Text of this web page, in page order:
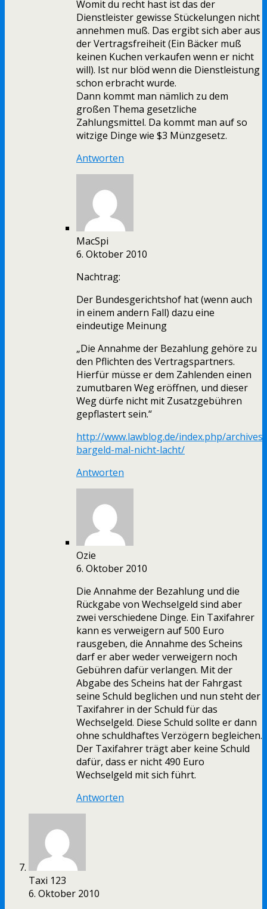
Womit du recht hast ist das der
Dienstleister gewisse Stückelungen nicht
annehmen muß. Das ergibt sich aber aus
der Vertragsfreiheit (Ein Bäcker muß
keinen Kuchen verkaufen wenn er nicht
will). Ist nur blöd wenn die Dienstleistung
schon erbracht wurde.
Dann kommt man nämlich zu dem
großen Thema gesetzliche
Zahlungsmittel. Da kommt man auf so
witzige Dinge wie $3 Münzgesetz.
Antworten
MacSpi
6. Oktober 2010
Nachtrag:
Der Bundesgerichtshof hat (wenn auch
in einem andern Fall) dazu eine
eindeutige Meinung
„Die Annahme der Bezahlung gehöre zu
den Pflichten des Vertragspartners.
Hierfür müsse er dem Zahlenden einen
zumutbaren Weg eröffnen, und dieser
Weg dürfe nicht mit Zusatzgebühren
gepflastert sein.“
http://www.lawblog.de/index.php/
bargeld-mal-nicht-lacht/
Antworten
Ozie
6. Oktober 2010
Die Annahme der Bezahlung und die
Rückgabe von Wechselgeld sind aber
zwei verschiedene Dinge. Ein Taxifahrer
kann es verweigern auf 500 Euro
rausgeben, die Annahme des Scheins
darf er aber weder verweigern noch
Gebühren dafür verlangen. Mit der
Abgabe des Scheins hat der Fahrgast
seine Schuld beglichen und nun steht der
Taxifahrer in der Schuld für das
Wechselgeld. Diese Schuld sollte er dann
ohne schuldhaftes Verzögern begleichen.
Der Taxifahrer trägt aber keine Schuld
dafür, dass er nicht 490 Euro
Wechselgeld mit sich führt.
Antworten
Taxi 123
6. Oktober 2010